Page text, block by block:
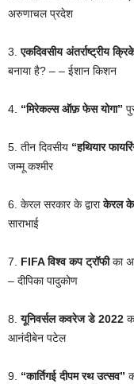
अरुणाचल प्रदेश
3.एकदिवसीय अंतर्राष्ट्रीय
बनाया है? – – ईशान किशन
4. “मिरेकल्स ऑफ़ फेस योगा”
5. तीन दिवसीय “हथियार
जम्मू कश्मीर
6. केरल सरकार के द्वाराकेरल के
साराभाई
7. FIFA विश्व कप ट्रॉफीका
– दीपिका पादुकोण
8.यूनिवर्सल कवरेज डे 2022
आनंदीबेन पटेल
9. “कार्तिगई दीपम रथ उत्सव”